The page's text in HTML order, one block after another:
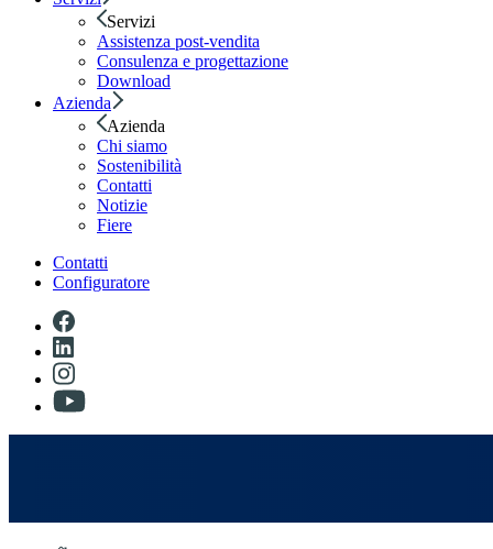
Servizi
Assistenza post-vendita
Consulenza e progettazione
Download
Azienda
Azienda
Chi siamo
Sostenibilità
Contatti
Notizie
Fiere
Contatti
Configuratore